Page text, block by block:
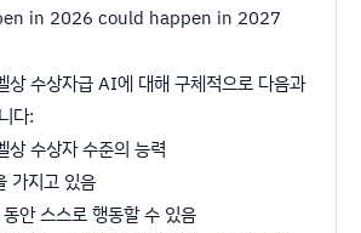
in 2026 could happen in 2027
상 수상자급 AI에 대해 구체적으로 다음과
다:
상 수상자 수준의 능력
가지고 있음
안 스스로 행동할 수 있음